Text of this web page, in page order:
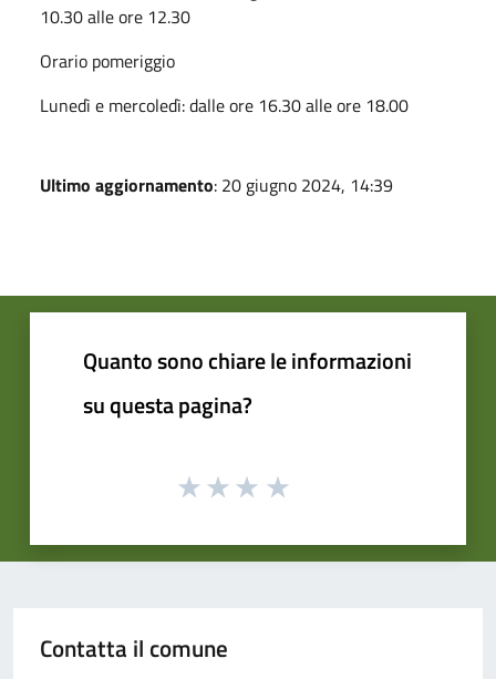
10.30 alle ore 12.30
Orario pomeriggio
Lunedì e mercoledì: dalle ore 16.30 alle ore 18.00
Ultimo aggiornamento: 20 giugno 2024, 14:39
Quanto sono chiare le informazioni
su questa pagina?
Contatta il comune